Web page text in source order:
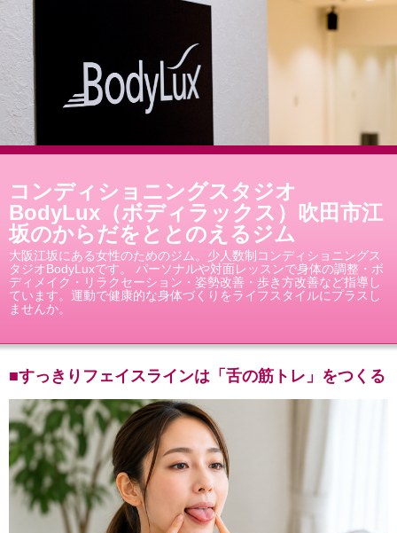
コンディショニングスタジオ
BodyLux（ボディラックス）吹田市江
坂のからだをととのえるジム
大阪江坂にある女性のためのジム。少人数制コンディショニングス
タジオBodyLuxです。 パーソナルや対面レッスンで身体の調整・ボ
ディメイク・リラクセーション・姿勢改善・歩き方改善など指導し
ています。運動で健康的な身体づくりをライフスタイルにプラスし
ませんか。
■すっきりフェイスラインは「舌の筋トレ」をつくる